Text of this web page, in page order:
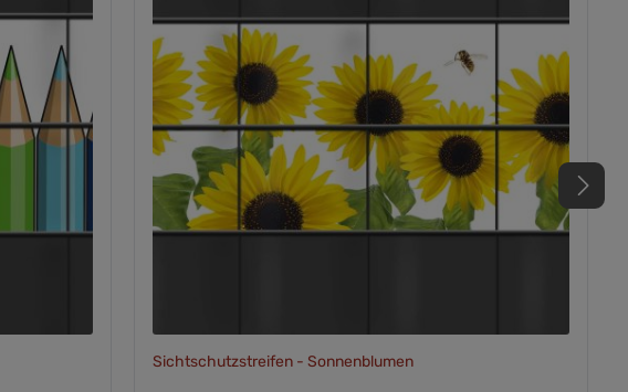
Sichtschutzstreifen - Sonnenblumen